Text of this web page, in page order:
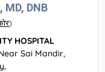
MD, DNB
)
HOSPITAL
Sai Mandir,